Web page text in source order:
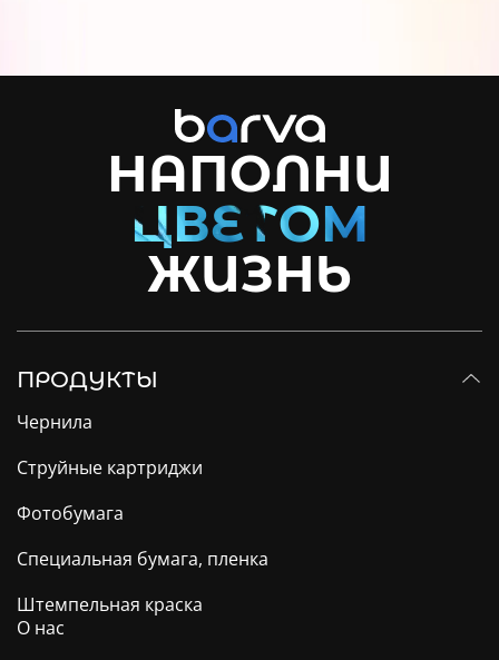
НАПОЛНИ
ЖИЗНЬ
ПРОДУКТЫ
Чернила
Струйные картриджи
Фотобумага
Специальная бумага, пленка
Штемпельная краска
О нас